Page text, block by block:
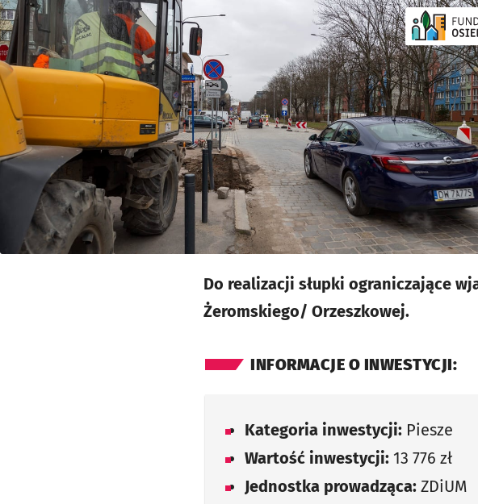
Do realizacji słupki ograniczające
Żeromskiego/ Orzeszkowej.
INFORMACJE O INWESTYCJI:
Kategoria inwestycji: Piesze
Wartość inwestycji: 13 776 zł
Jednostka prowadząca: ZDiUM